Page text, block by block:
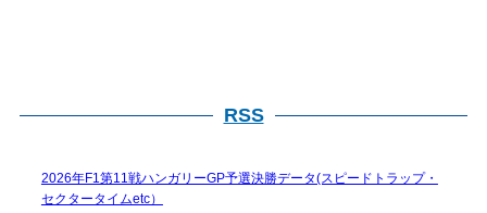
RSS
2026年F1第11戦ハンガリーGP予選決勝データ(スピードトラップ・
セクタータイムetc）